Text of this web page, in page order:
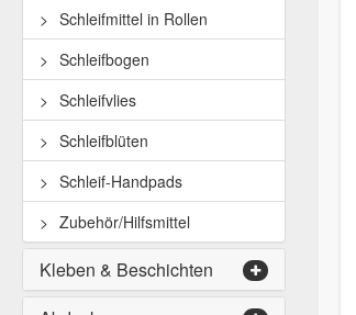
Schleifmittel in Rollen
Schleifbogen
Schleifvlies
Schleifblüten
Schleif-Handpads
Zubehör/Hilfsmittel
Kleben & Beschichten